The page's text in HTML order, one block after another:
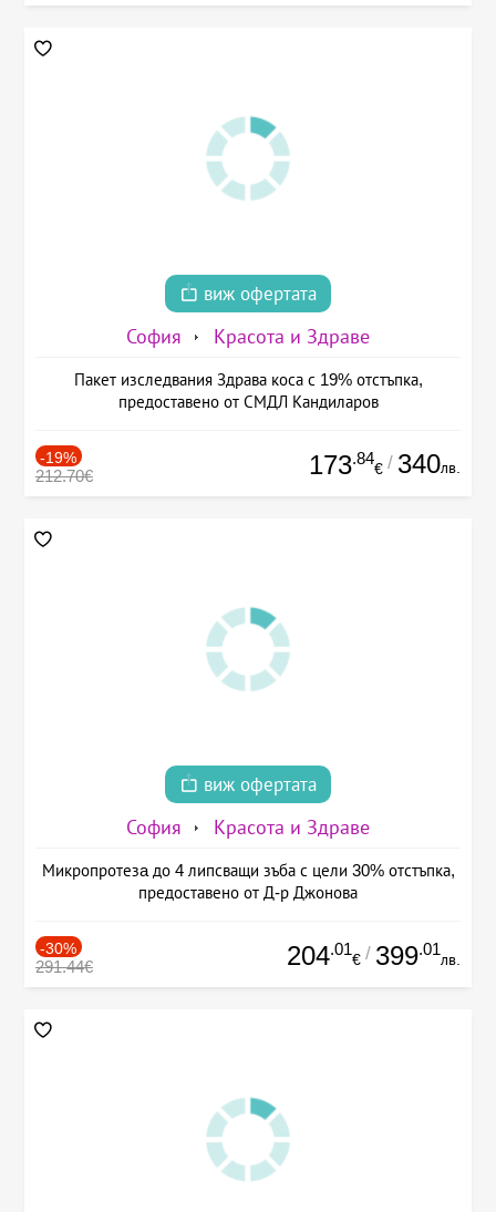
виж офертата
София Красота и Здраве
Пакет изследвания Здрава коса с 19% отстъпка,
предоставено от СМДЛ Кандиларов
-19%
212.70€ 173.84
€ / 340лв.
виж офертата
София Красота и Здраве
Микропротезa до 4 липсващи зъба с цели 30% отстъпка,
предоставено от Д-р Джонова
-30%
291.44€ 204.01
€ / 399.01
лв.